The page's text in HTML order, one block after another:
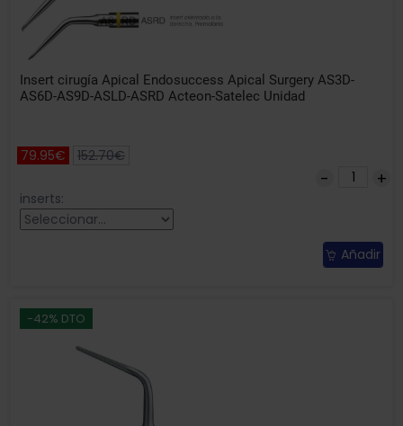
Insert cirugía Apical Endosuccess Apical Surgery AS3D-
AS6D-AS9D-ASLD-ASRD Acteon-Satelec Unidad
79.95€ 152.70€
inserts:
Añadir
-42% DTO